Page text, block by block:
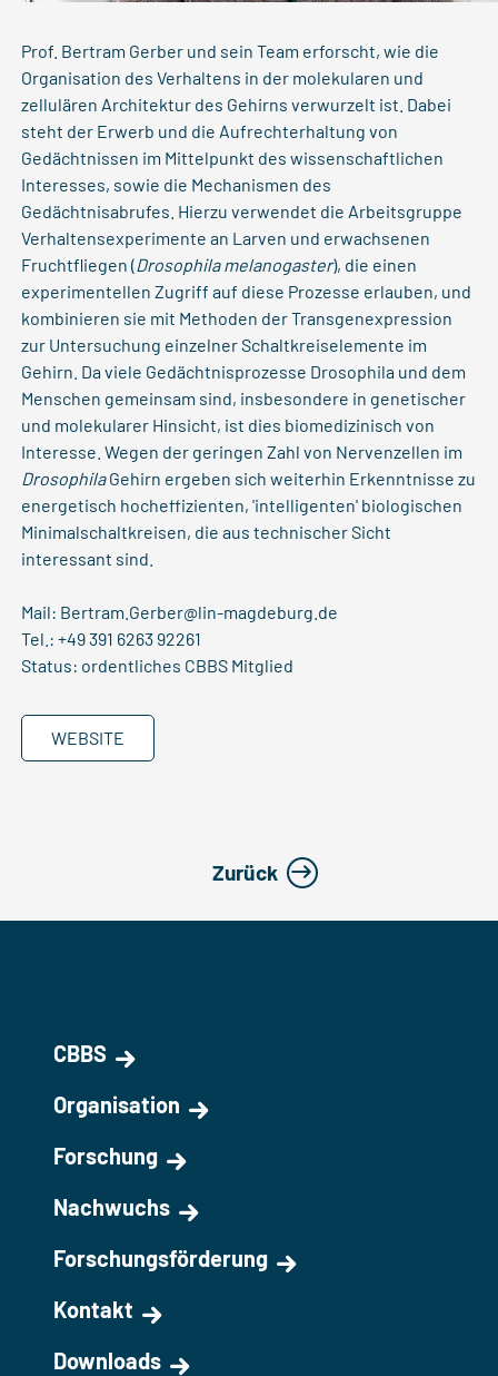
Prof. Bertram Gerber und sein Team erforscht, wie die
Organisation des Verhaltens in der molekularen und
zellulären Architektur des Gehirns verwurzelt ist. Dabei
steht der Erwerb und die Aufrechterhaltung von
Gedächtnissen im Mittelpunkt des wissenschaftlichen
Interesses, sowie die Mechanismen des
Gedächtnisabrufes. Hierzu verwendet die Arbeitsgruppe
Verhaltensexperimente an Larven und erwachsenen
Fruchtfliegen (Drosophila melanogaster), die einen
experimentellen Zugriff auf diese Prozesse erlauben, und
kombinieren sie mit Methoden der Transgenexpression
zur Untersuchung einzelner Schaltkreiselemente im
Gehirn. Da viele Gedächtnisprozesse Drosophila und dem
Menschen gemeinsam sind, insbesondere in genetischer
und molekularer Hinsicht, ist dies biomedizinisch von
Interesse. Wegen der geringen Zahl von Nervenzellen im
DrosophilaGehirn ergeben sich weiterhin Erkenntnisse zu
energetisch hocheffizienten, 'intelligenten' biologischen
Minimalschaltkreisen, die aus technischer Sicht
interessant sind.
Mail: Bertram.Gerber@lin-magdeburg.de
Tel.: +49 391 6263 92261
Status: ordentliches CBBS Mitglied
WEBSITE
Zurück
CBBS
Organisation
Forschung
Nachwuchs
Forschungsförderung
Kontakt
Downloads